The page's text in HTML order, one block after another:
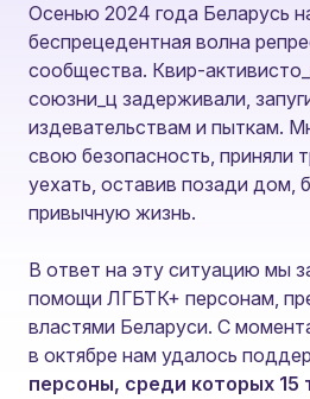
Осенью 2024 года Беларусь
беспрецедентная волна
сообщества. Квир-
союзни_ц задерживали,
издевательствам и пыткам.
свою безопасность, приняли
уехать, оставив позади дом,
привычную жизнь.
В ответ на эту ситуацию мы
помощи ЛГБТК+ персонам,
властями Беларуси. С
в октябре нам удалось
персоны, среди которых 15